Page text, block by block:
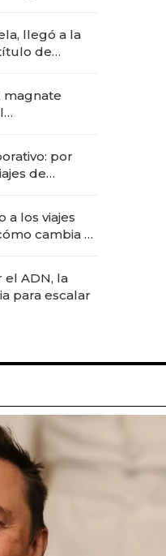
llegó a la
de
magnate
por
de
a los viajes
cambia el
el ADN, la
para escalar